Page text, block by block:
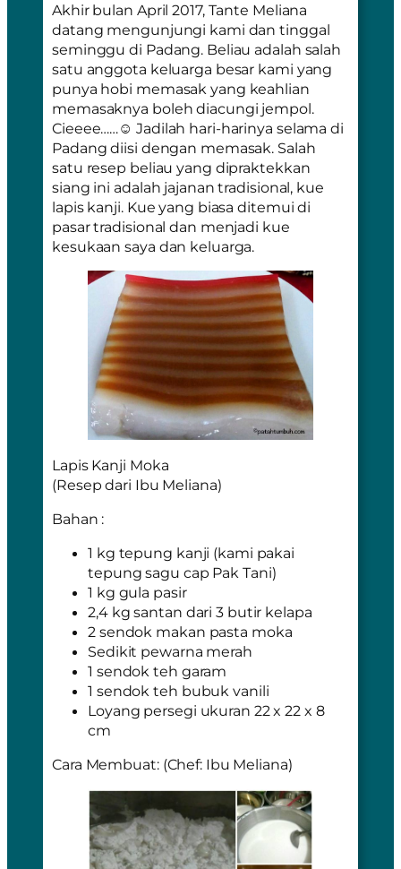
Akhir bulan April 2017, Tante Meliana
datang mengunjungi kami dan tinggal
seminggu di Padang. Beliau adalah salah
satu anggota keluarga besar kami yang
punya hobi memasak yang keahlian
memasaknya boleh diacungi jempol.
Cieeee……☺ Jadilah hari-harinya selama di
Padang diisi dengan memasak. Salah
satu resep beliau yang dipraktekkan
siang ini adalah jajanan tradisional, kue
lapis kanji. Kue yang biasa ditemui di
pasar tradisional dan menjadi kue
kesukaan saya dan keluarga.
Lapis Kanji Moka
(Resep dari Ibu Meliana)
Bahan :
1 kg tepung kanji (kami pakai
tepung sagu cap Pak Tani)
1 kg gula pasir
2,4 kg santan dari 3 butir kelapa
2 sendok makan pasta moka
Sedikit pewarna merah
1 sendok teh garam
1 sendok teh bubuk vanili
Loyang persegi ukuran 22 x 22 x 8
cm
Cara Membuat: (Chef: Ibu Meliana)